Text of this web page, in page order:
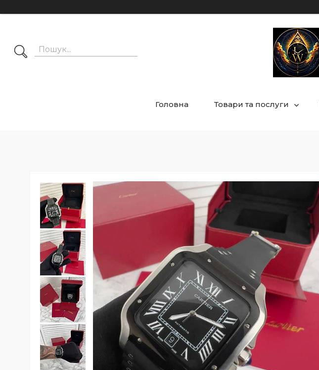
Головна Товари та послуги